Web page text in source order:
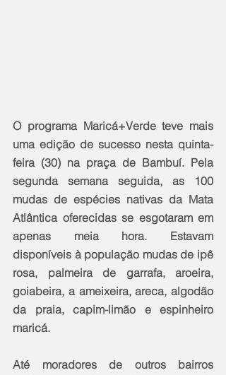
O programa Maricá+Verde teve mais
uma edição de sucesso nesta quinta-
feira (30) na praça de Bambuí. Pela
segunda semana seguida, as 100
mudas de espécies nativas da Mata
Atlântica oferecidas se esgotaram em
apenas meia hora. Estavam
disponíveis à população mudas de ipê
rosa, palmeira de garrafa, aroeira,
goiabeira, a ameixeira, areca, algodão
da praia, capim-limão e espinheiro
maricá.
Até moradores de outros bairros